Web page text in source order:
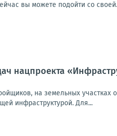
вы можете подойти со
нацпроекта
на земельных
инфраструктурой. Для...